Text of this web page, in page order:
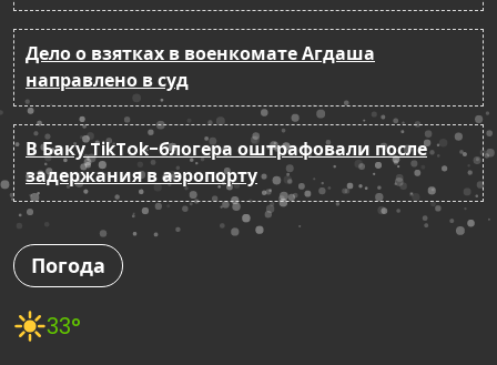
Дело о взятках в военкомате Агдаша
направлено в суд
В Баку TikTok-блогера оштрафовали после
задержания в аэропорту
Погода
33°